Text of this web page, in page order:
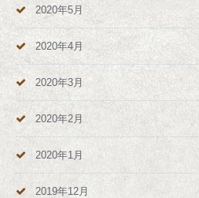
2020年5月
2020年4月
2020年3月
2020年2月
2020年1月
2019年12月